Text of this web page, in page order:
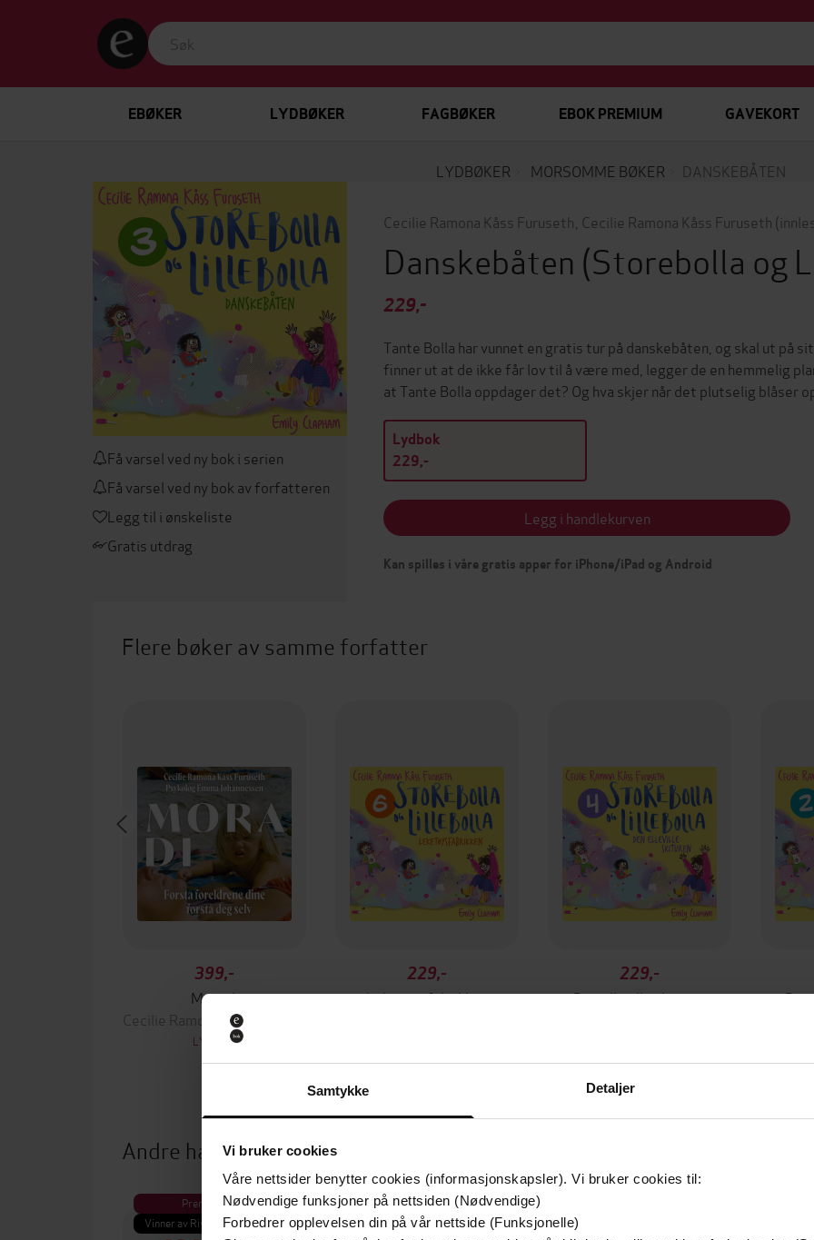
Samtykke Detaljer
Vi bruker cookies
Våre nettsider benytter cookies (informasjonskapsler). Vi bruker cookies til:
Nødvendige funksjoner på nettsiden (Nødvendige)
Forbedrer opplevelsen din på vår nettside (Funksjonelle)
EBØKER LYDBØKER FAGBØKER EBOK PREMIUM GAVEKORT
LYDBØKER MORSOMME BØKER DANSKEBÅTEN
Få varsel ved ny bok i serien
Få varsel ved ny bok av forfatteren
Legg til i ønskeliste
Gratis utdrag
Cecilie Ramona Kåss Furuseth Cecilie Ramona Kåss Furuseth
Danskebåten (Storebolla og
229,-
Tante Bolla har vunnet en gratis tur på danskebåten, og skal ut på
finner ut at de ikke får lov til å være med, legger de en hemmelig
at Tante Bolla oppdager det? Og hva skjer når det plutselig blåser
Lydbok
229,-
Legg i handlekurven
Kan spilles i våre gratis apper for iPhone/iPad og Android
Flere bøker av samme forfatter
399,-
Mora di
LYDBOK
229,-
Leketøysfabrikken
229,-
Den elleville skituren
Andre har også kjøpt
Premium
Vinner av Rivertonprisen
Premium
Første gang på tilbud